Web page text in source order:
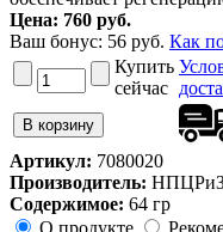
Цена: 760 руб.
Ваш бонус: 56 руб. Как
Купить
сейчас
Артикул: 7080020
Производитель:
Содержимое: 64 гр
О продукте